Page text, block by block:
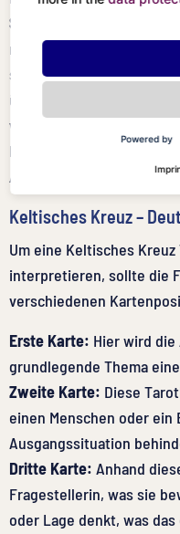
Siebte, achte, neunte und
rechts unten wird die
sich die achte darüber
über der achten
wird auf die Position
beschreiben, was die
Antwort zusätzlich
Keltisches Kreuz –
Um eine Keltisches
interpretieren, sollte die
verschiedenen
Erste Karte: Hier wird
grundlegende Thema
Zweite Karte: Diese
einen Menschen oder ein
Ausgangssituation
Dritte Karte: Anhand
Fragestellerin, was sie
oder Lage denkt, was
Powered by